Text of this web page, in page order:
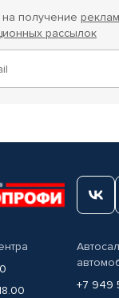
получение
рассылок
+7 949